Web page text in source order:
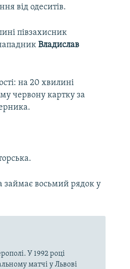
від одеситів.
півзахисник
Владислав
на 20 хвилині
червону картку за
займає восьмий рядок у
У 1992 році
матчі у Львові